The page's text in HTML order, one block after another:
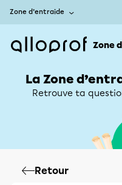
Zone d’entraide
Zone
La Zone
Retrouve ta
Retour